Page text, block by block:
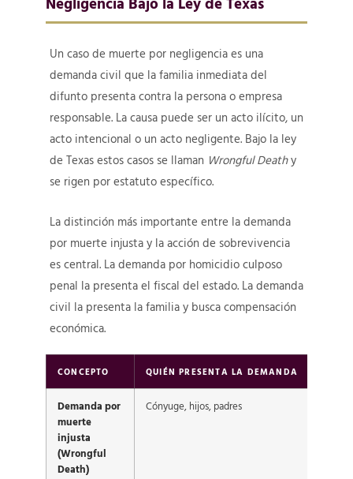
Un caso de muerte por negligencia es una
demanda civil que la familia inmediata del
difunto presenta contra la persona o empresa
responsable. La causa puede ser un acto ilícito, un
acto intencional o un acto negligente. Bajo la ley
de Texas estos casos se llaman Wrongful Deathy
se rigen por estatuto específico.
La distinción más importante entre la demanda
por muerte injusta y la acción de sobrevivencia
es central. La demanda por homicidio culposo
penal la presenta el fiscal del estado. La demanda
civil la presenta la familia y busca compensación
económica.
CONCEPTO QUIÉN PRESENTA LA DEMANDA
Demanda por
muerte
injusta
(Wrongful
Death)
Cónyuge, hijos, padres